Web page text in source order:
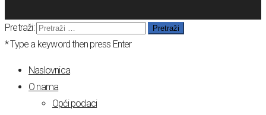
Pretraži:
* Type a keyword then press Enter
Naslovnica
O nama
Opći podaci